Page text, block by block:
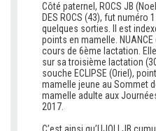
Côté paternel, ROCS JB
DES ROCS (43), fut numéro
quelques sorties. Il est
points en mamelle.
cours de 6ème lactation.
sur sa troisième lactation
souche ECLIPSE (Oriel),
mamelle jeune au Sommet
mamelle adulte aux
2017.